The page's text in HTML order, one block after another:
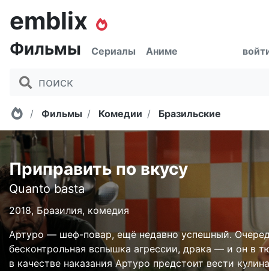
emblix
Фильмы Сериалы Аниме
Главная
Фильмы Комедии Бразильские
Приправить по вкусу
Quanto basta
2018, Бразилия, комедия
Артуро — шеф-повар, ещё недавно успешный.
бесконтрольная вспышка агрессии, драка — и он в
в качестве наказания Артуро предстоит вести